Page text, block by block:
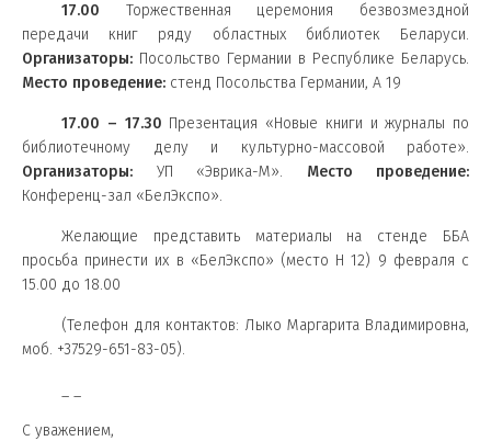
17.00 Торжественная церемония безвозмездной
передачи книг ряду областных библиотек Беларуси.
Организаторы: Посольство Германии в Республике Беларусь.
Место проведение: стенд Посольства Германии, А 19
17.00 – 17.30 Презентация «Новые книги и журналы по
библиотечному делу и культурно-массовой работе».
Организаторы: УП «Эврика-М». Место проведение:
Конференц-зал «БелЭкспо».
Желающие представить материалы на стенде ББА
просьба принести их в «БелЭкспо» (место Н 12) 9 февраля с
15.00 до 18.00
(Телефон для контактов: Лыко Маргарита Владимировна,
моб. +37529-651-83-05).
C уважением,